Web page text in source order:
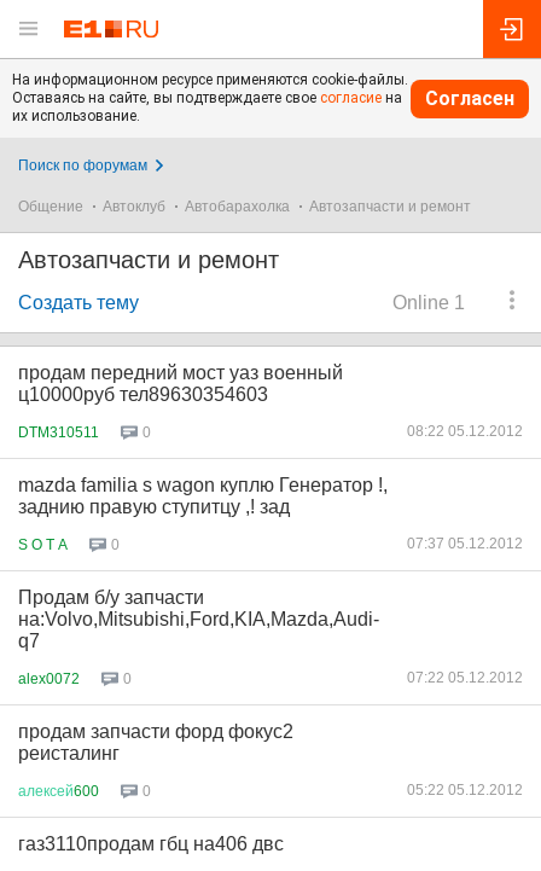
На информационном ресурсе применяются cookie-файлы.
Оставаясь на сайте, вы подтверждаете свое согласие на
их использование.
Согласен
Поиск по форумам
Общение Автоклуб Автобарахолка Автозапчасти и ремонт
Автозапчасти и ремонт
Online 1
Создать тему
продам передний мост уаз военный
ц10000руб тел89630354603
DTM310511 0 08:22 05.12.2012
mazda familia s wagon куплю Генератор !,
заднию правую ступитцу ,! зад
S O T A 0 07:37 05.12.2012
Продам б/у запчасти
на:Volvo,Mitsubishi,Ford,KIA,Mazda,Audi-
q7
alex0072 0 07:22 05.12.2012
продам запчасти форд фокус2
реисталинг
алексей600 0 05:22 05.12.2012
газ3110продам гбц на406 двс